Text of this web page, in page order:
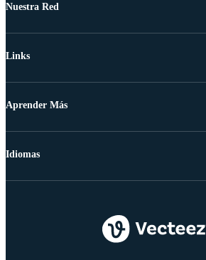
Nuestra Red
Links
Aprender Más
Idiomas